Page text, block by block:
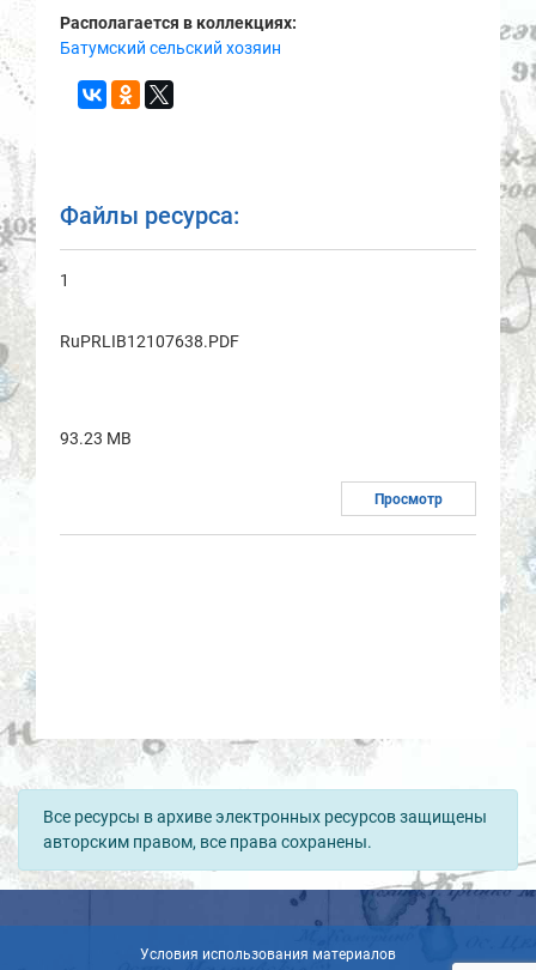
Располагается в коллекциях:
Батумский сельский хозяин
Файлы ресурса:
1
RuPRLIB12107638.PDF
93.23 MB
Просмотр
Все ресурсы в архиве электронных ресурсов защищены
авторским правом, все права сохранены.
Условия использования материалов